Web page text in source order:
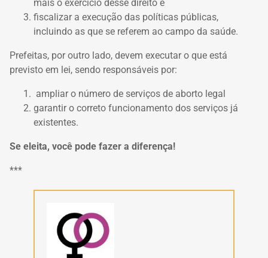
mais o exercício desse direito e
fiscalizar a execução das políticas públicas,
incluindo as que se referem ao campo da saúde.
Prefeitas, por outro lado, devem executar o que está
previsto em lei, sendo responsáveis por:
ampliar o número de serviços de aborto legal
garantir o correto funcionamento dos serviços já
existentes.
Se eleita, você pode fazer a diferença!
***